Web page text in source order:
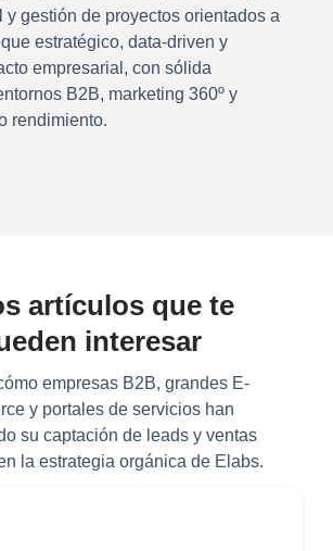
y gestión de proyectos orientados a
estratégico, data-driven y
empresarial, con sólida
B2B, marketing 360º y
rendimiento.
artículos que te
interesar
empresas B2B, grandes E-
y portales de servicios han
su captación de leads y ventas
la estrategia orgánica de Elabs.